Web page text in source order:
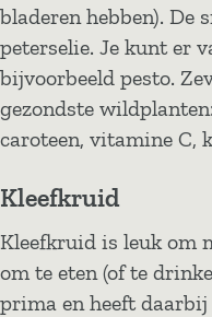
bladeren hebben). De
peterselie. Je kunt er
bijvoorbeeld pesto.
gezondste
caroteen, vitamine C,
Kleefkruid
Kleefkruid is leuk om
om te eten (of te
prima en heeft